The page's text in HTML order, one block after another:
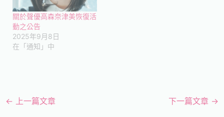
關於聲優高森奈津美恢復活
動之公告
2025年9月8日
在「通知」中
← 上一篇文章 下一篇文章 →